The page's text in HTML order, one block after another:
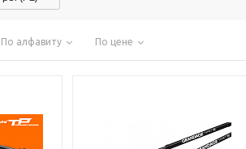
По алфавиту По цене